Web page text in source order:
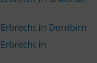
in Dornbirn
in